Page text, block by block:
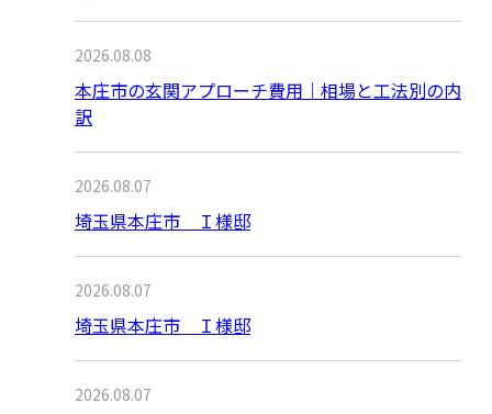
2026.08.08
本庄市の玄関アプローチ費用｜相場と工法別の内
訳
2026.08.07
埼玉県本庄市 Ｉ様邸
2026.08.07
埼玉県本庄市 Ｉ様邸
2026.08.07